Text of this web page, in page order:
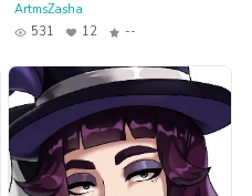
ArtmsZasha
531
12 --